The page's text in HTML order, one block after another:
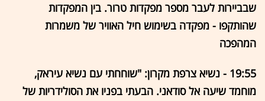
שבביירות לעבר מספר מפקדות טרור. בין המפקדות
שהותקפו - מפקדה בשימוש חיל האוויר של משמרות
המהפכה
19:55 - נשיא צרפת מקרון: "שוחחתי עם נשיא עיראק,
מוחמד שיעה אל סודאני. הבעתי בפניו את הסולידריות של